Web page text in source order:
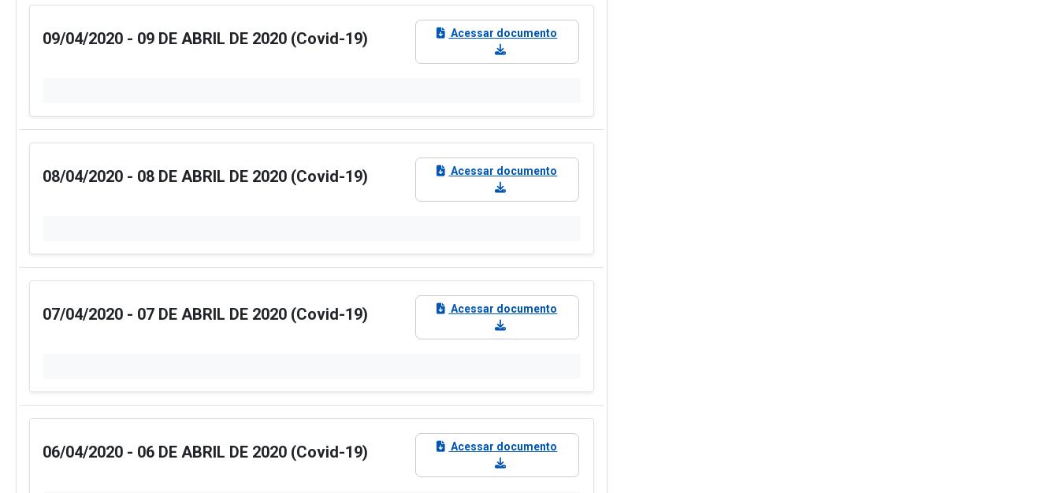
09/04/2020 - 09 DE ABRIL DE 2020 (Covid-19) Acessar documento
08/04/2020 - 08 DE ABRIL DE 2020 (Covid-19) Acessar documento
07/04/2020 - 07 DE ABRIL DE 2020 (Covid-19) Acessar documento
06/04/2020 - 06 DE ABRIL DE 2020 (Covid-19) Acessar documento